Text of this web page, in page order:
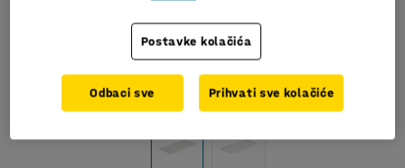
Postavke kolačića
Odbaci sve Prihvati sve kolačiće